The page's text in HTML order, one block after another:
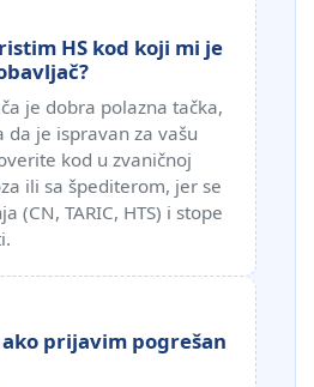
HS kod koji mi je
je dobra polazna tačka,
je ispravan za vašu
kod u zvaničnoj
ili sa špediterom, jer se
(CN, TARIC, HTS) i stope
ako prijavim pogrešan